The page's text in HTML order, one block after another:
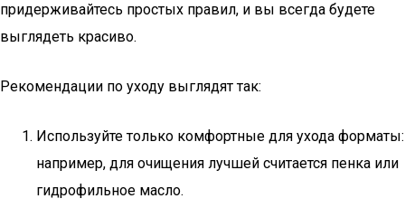
придерживайтесь простых правил, и вы всегда будете
выглядеть красиво.
Рекомендации по уходу выглядят так:
Используйте только комфортные для ухода форматы:
например, для очищения лучшей считается пенка или
гидрофильное масло.